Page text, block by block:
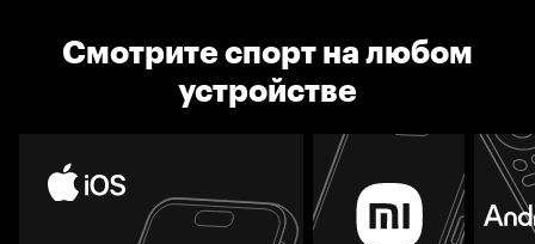
Смотрите спорт на любом
устройстве